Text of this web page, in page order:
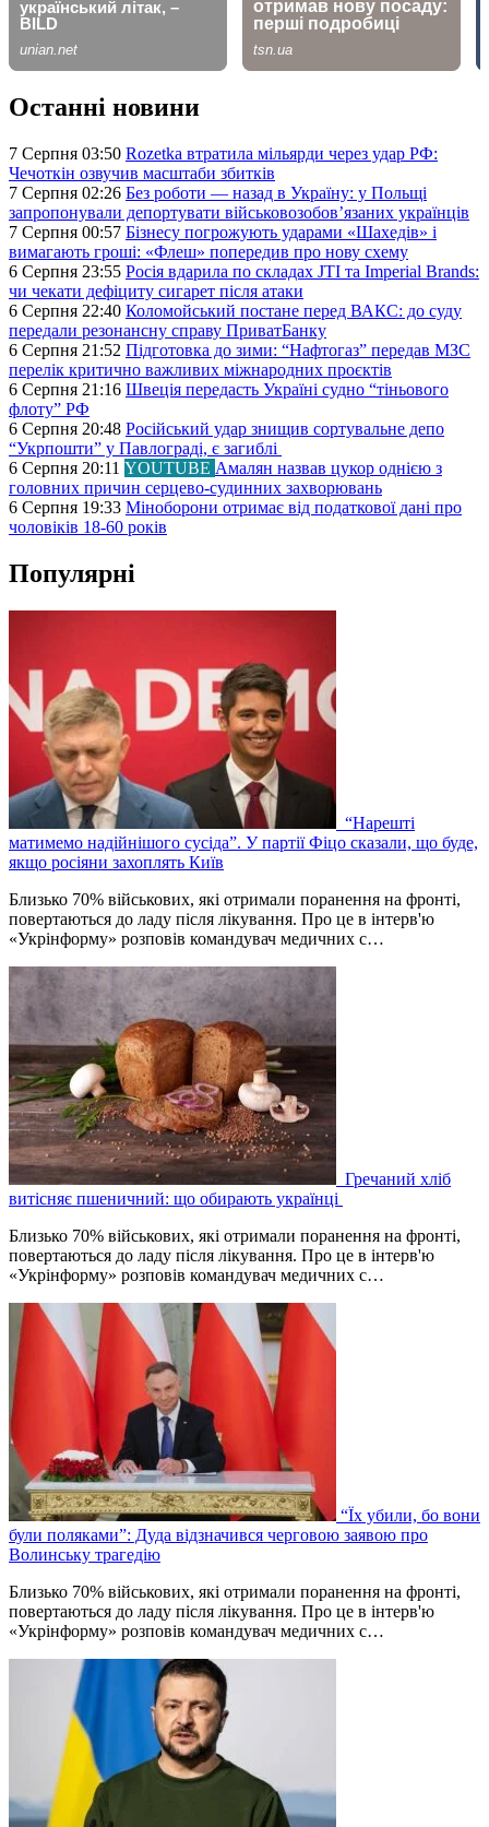
Останні новини
7 Серпня 03:50 Rozetka втратила мільярди через удар РФ:
Чечоткін озвучив масштаби збитків
7 Серпня 02:26 Без роботи — назад в Україну: у Польщі
запропонували депортувати військовозобов’язаних українців
7 Серпня 00:57 Бізнесу погрожують ударами «Шахедів» і
вимагають гроші: «Флеш» попередив про нову схему
6 Серпня 23:55 Росія вдарила по складах JTI та Imperial Brands:
чи чекати дефіциту сигарет після атаки
6 Серпня 22:40 Коломойський постане перед ВАКС: до суду
передали резонансну справу ПриватБанку
6 Серпня 21:52 Підготовка до зими: “Нафтогаз” передав МЗС
перелік критично важливих міжнародних проєктів
6 Серпня 21:16 Швеція передасть Україні судно “тіньового
флоту” РФ
6 Серпня 20:48 Російський удар знищив сортувальне депо
“Укрпошти” у Павлограді, є загиблі
6 Серпня 20:11 YOUTUBE Амалян назвав цукор однією з
головних причин серцево-судинних захворювань
6 Серпня 19:33 Міноборони отримає від податкової дані про
чоловіків 18-60 років
Популярні
“Нарешті
матимемо надійнішого сусіда”. У партії Фіцо сказали, що буде,
якщо росіяни захоплять Київ
Близько 70% військових, які отримали поранення на фронті,
повертаються до ладу після лікування. Про це в інтерв'ю
«Укрінформу» розповів командувач медичних с…
Гречаний хліб
витісняє пшеничний: що обирають українці
Близько 70% військових, які отримали поранення на фронті,
повертаються до ладу після лікування. Про це в інтерв'ю
«Укрінформу» розповів командувач медичних с…
“Їх убили, бо вони
були поляками”: Дуда відзначився черговою заявою про
Волинську трагедію
Близько 70% військових, які отримали поранення на фронті,
повертаються до ладу після лікування. Про це в інтерв'ю
«Укрінформу» розповів командувач медичних с…